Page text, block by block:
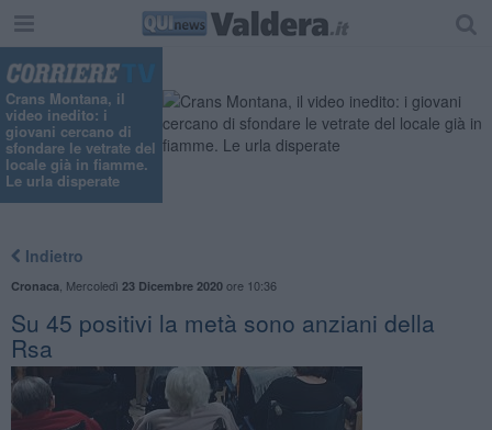
Crans Montana, il
video inedito: i
giovani cercano di
sfondare le vetrate del
locale già in fiamme.
Le urla disperate
Indietro
Cronaca Mercoledì 23 Dicembre 2020ore 10:36
Su 45 positivi la metà sono anziani della
Rsa